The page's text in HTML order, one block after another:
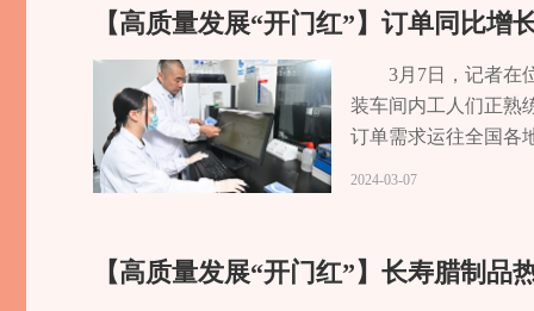
【高质量发展“开门红”】订单同比
3月7日，记者在
装车间内工人们正熟
订单需求运往全国各
司于2019年10月设
药、创新医疗器械
2024-03-07
【高质量发展“开门红”】长寿腊制品